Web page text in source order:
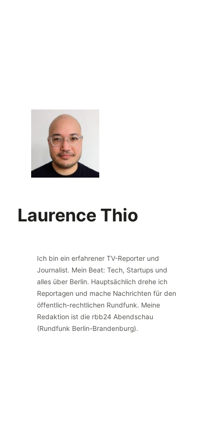
Laurence Thio
Ich bin ein erfahrener TV-Reporter und
Journalist. Mein Beat: Tech, Startups und
alles über Berlin. Hauptsächlich drehe ich
Reportagen und mache Nachrichten für den
öffentlich-rechtlichen Rundfunk. Meine
Redaktion ist die rbb24 Abendschau
(Rundfunk Berlin-Brandenburg).